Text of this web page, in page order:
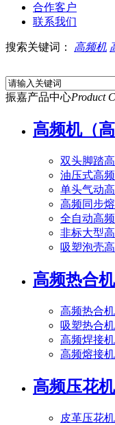
合作客户
联系我们
搜索关键词： 高频机
振嘉产品中心Product
高频机（高
双头脚踏
油压式高
单头气动
高频同步
全自动高
非标大型
吸塑泡壳
高频热合机
高频热合机
吸塑热合机
高频焊接机
高频熔接机
高频压花机
皮革压花机